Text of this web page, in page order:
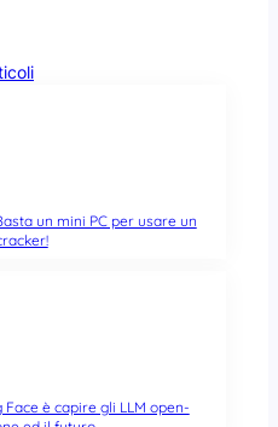
un mini PC per usare un
è capire gli LLM open-